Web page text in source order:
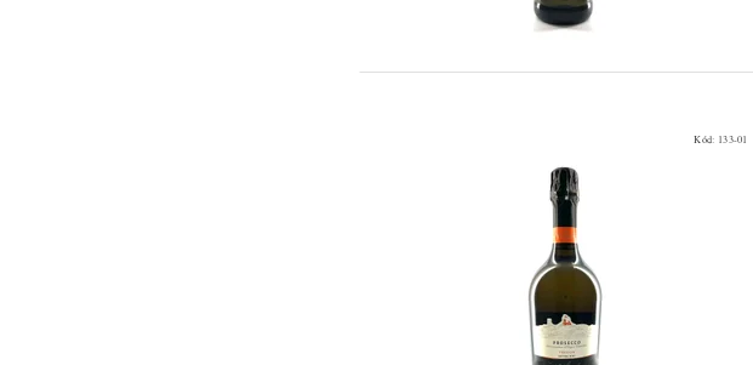
Kód: 133-01